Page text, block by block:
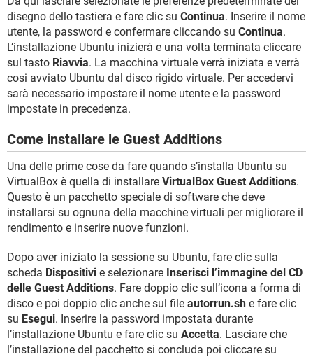
disegno dello tastiera e fare clic su Continua. Inserire il nome
utente, la password e confermare cliccando su Continua.
L’installazione Ubuntu inizierà e una volta terminata cliccare
sul tasto Riavvia. La macchina virtuale verrà iniziata e verrà
cosi avviato Ubuntu dal disco rigido virtuale. Per accedervi
sarà necessario impostare il nome utente e la password
impostate in precedenza.
Come installare le Guest Additions
Una delle prime cose da fare quando s’installa Ubuntu su
VirtualBox è quella di installare VirtualBox Guest Additions.
Questo è un pacchetto speciale di software che deve
installarsi su ognuna della macchine virtuali per migliorare il
rendimento e inserire nuove funzioni.
Dopo aver iniziato la sessione su Ubuntu, fare clic sulla
scheda Dispositivi e selezionare Inserisci l’immagine del CD
delle Guest Additions. Fare doppio clic sull’icona a forma di
disco e poi doppio clic anche sul file autorrun.sh e fare clic
su Esegui. Inserire la password impostata durante
l’installazione Ubuntu e fare clic su Accetta. Lasciare che
l’installazione del pacchetto si concluda poi cliccare su